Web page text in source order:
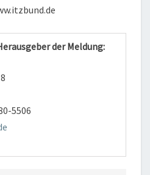
der Meldung:
5506